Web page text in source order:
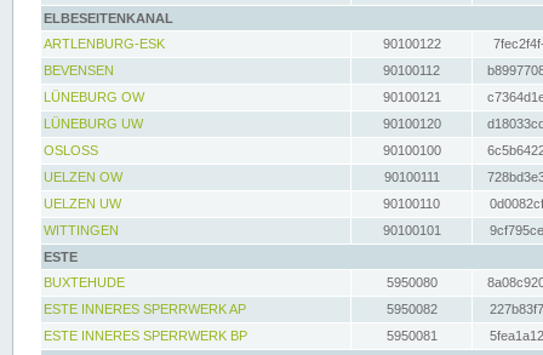
ELBESEITENKANAL
ARTLENBURG-ESK
90100122
BEVENSEN
90100112
LÜNEBURG OW
90100121
LÜNEBURG UW
90100120
OSLOSS
90100100
UELZEN OW
90100111
UELZEN UW
90100110
WITTINGEN
90100101
ESTE
BUXTEHUDE
5950080
ESTE INNERES SPERRWERK AP
5950082
ESTE INNERES SPERRWERK BP
5950081